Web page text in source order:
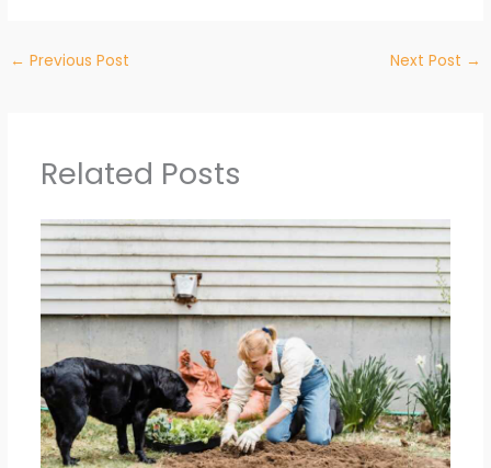
← Previous Post Next Post →
Related Posts